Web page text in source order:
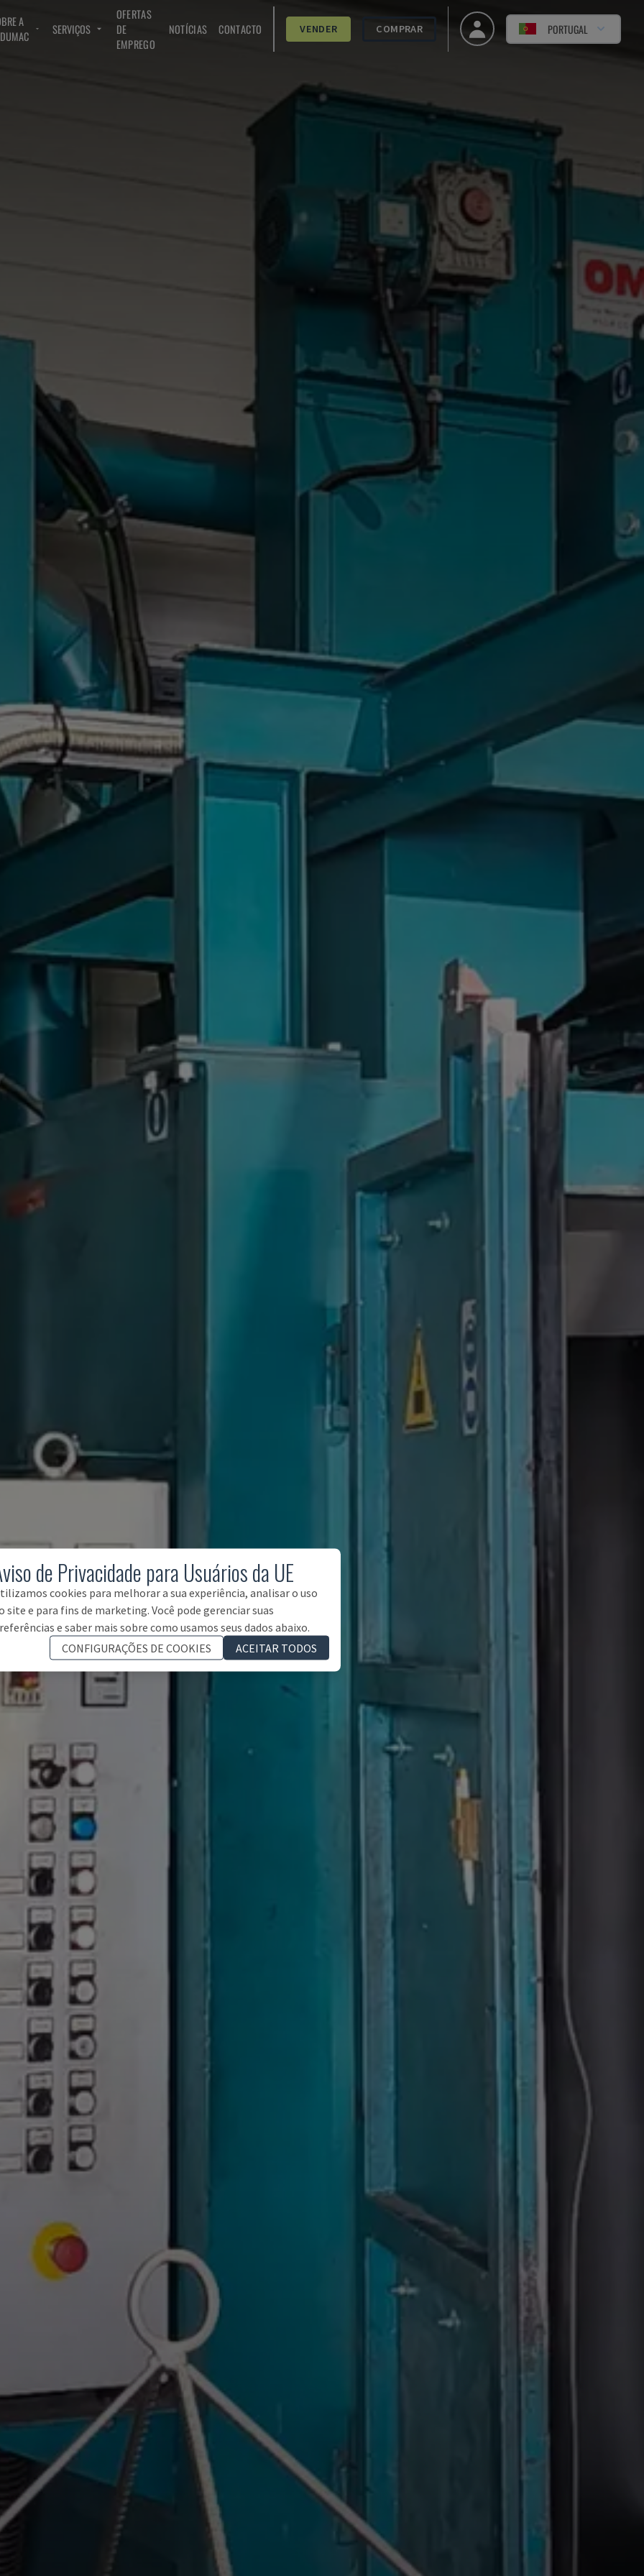
A
SERVIÇOS
OFERTAS
DE
EMPREGO
NOTÍCIAS CONTACTO VENDER COMPRAR PORTUGAL
de Privacidade para Usuários da UE
cookies para melhorar a sua experiência, analisar o uso
site e para fins de marketing. Você pode gerenciar suas
e saber mais sobre como usamos seus dados abaixo.
CONFIGURAÇÕES DE COOKIES
ACEITAR TODOS